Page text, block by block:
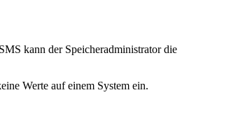
kann der Speicheradministrator die
Werte auf einem System ein.